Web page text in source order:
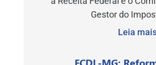
Gestor do
Leia
FCDL-MG: